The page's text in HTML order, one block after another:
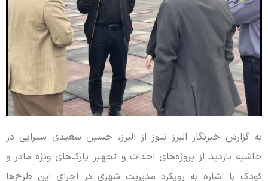
به گزارش خبرنگار البرز نیوز از البرز، حسین سعیدی سیرایی در
حاشیه بازدید از پروژه‌های احداث و تجهیز پارک‌های ویژه مادر و
کودک با اشاره به رویکرد مدیریت شهری در اجرای این طرح‌ها